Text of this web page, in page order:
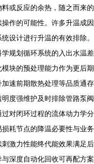
或反应的余热，随之而来的
作的可能性。许多升温成因
设计进行升温的有效排除。
规划循环系统的入出水温差
块的预处理能力作为更后期
速前期散热处理等品质通存
度强维护及时排除管路泵阀
对闭环过程的流体动力学分
耗节点的降温必要性与业务
激力性能终代能效果满足后
深度自动化回收可再配方案